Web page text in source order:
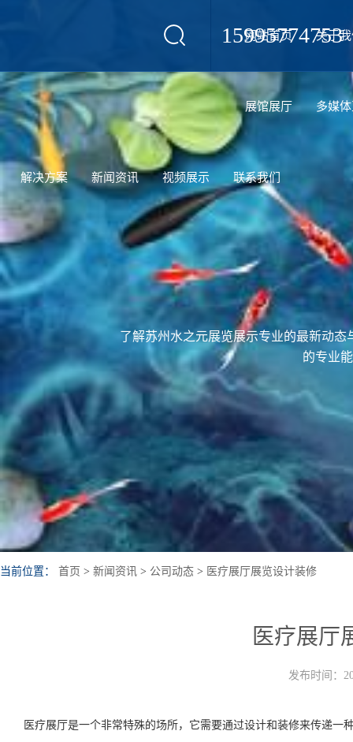
15995774753
网站首页 关于
展馆展厅 多媒
解决方案 新闻资讯 视频展示 联系我们
了解苏州水之元展览展示专业的最新动
的专业
当前位置： 首页 > 新闻资讯 > 公司动态 > 医疗展厅展览设计装修
医疗展厅
发布时间：
医疗展厅是一个非常特殊的场所，它需要通过设计和装修来传递